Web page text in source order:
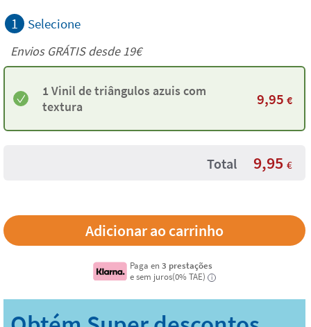
1 Selecione
Envios GRÁTIS desde 19€
1 Vinil de triângulos azuis com
textura
9,95 €
Total 9,95 €
Paga en3 prestações
e sem juros(0% TAE)
i